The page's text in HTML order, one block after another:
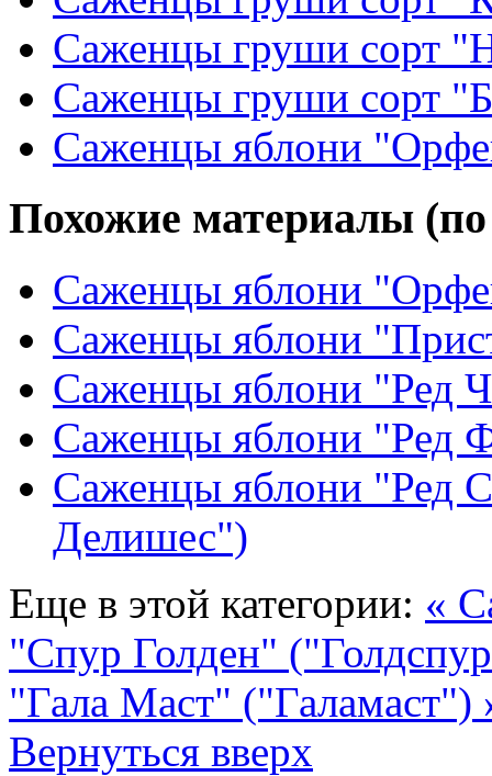
Саженцы груши сорт
Саженцы груши сорт
Саженцы яблони
Похожие материалы (по
Саженцы яблони
Саженцы яблони
Саженцы яблони "Ред
Саженцы яблони "Ред
Саженцы яблони "Ред
Делишес")
Еще в этой категории: «
"Спур Голден"
"Гала Маст" ("Галамаст")
Вернуться вверх